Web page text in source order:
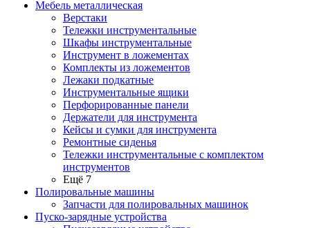
Мебель металлическая
Верстаки
Тележки инструментальные
Шкафы инструментальные
Инструмент в ложементах
Комплекты из ложементов
Лежаки подкатные
Инструментальные ящики
Перфорированные панели
Держатели для инструмента
Кейсы и сумки для инструмента
Ремонтные сиденья
Тележки инструментальные с комплектом
инструментов
Ещё 7
Полировальные машины
Запчасти для полировальных машинок
Пуско-зарядные устройства